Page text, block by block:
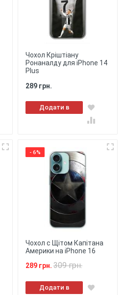
Чохол Кріштіану
Ронаналду для iPhone 14
Plus
289 грн.
Додати в
кошик
- 6%
Чохол с Щітом Капітана
Америки на iPhone 16
289 грн. 309 грн.
Додати в